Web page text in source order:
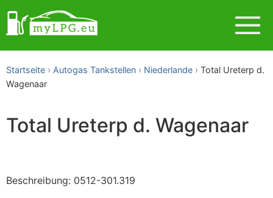
Startseite Autogas Tankstellen Niederlande
Total Ureterp d.
Wagenaar
Total Ureterp d. Wagenaar
Beschreibung: 0512-301.319